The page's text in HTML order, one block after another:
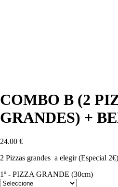
COMBO B (2
GRANDES) +
24.00 €
2 Pizzas grandes a elegir (Especial
1º - PIZZA GRANDE (30cm)